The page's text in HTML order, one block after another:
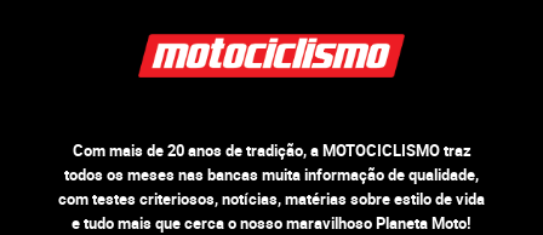
Com mais de 20 anos de tradição, a MOTOCICLISMO traz
todos os meses nas bancas muita informação de qualidade,
com testes criteriosos, notícias, matérias sobre estilo de vida
e tudo mais que cerca o nosso maravilhoso Planeta Moto!